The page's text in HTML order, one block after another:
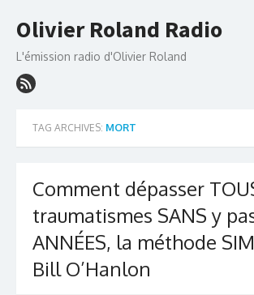
to
Olivier Roland Radio
L'émission radio d'Olivier Roland
TAG ARCHIVES: MORT
Comment dépasser
traumatismes SANS y
ANNÉES, la méthode
Bill O’Hanlon